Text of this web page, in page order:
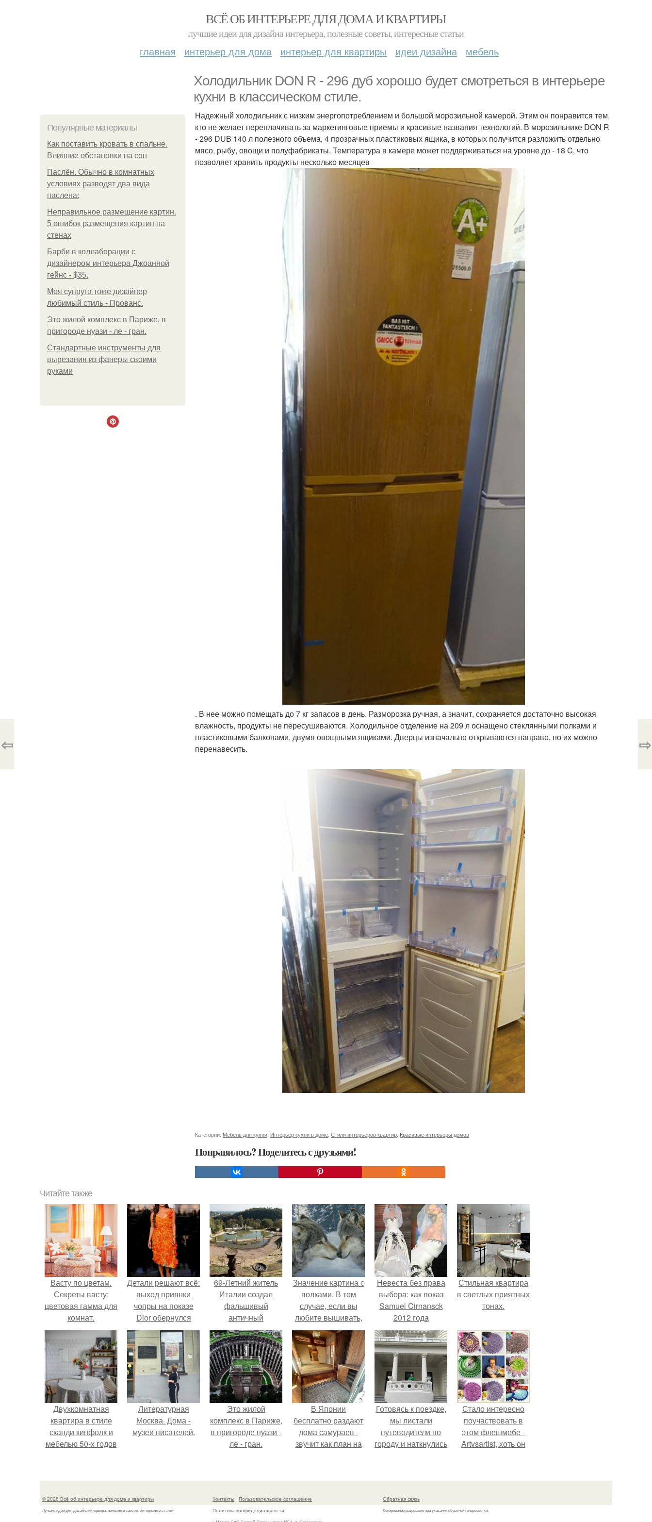
ВСЁ ОБ ИНТЕРЬЕРЕ ДЛЯ ДОМА И КВАРТИРЫ
лучшие идеи для дизайна интерьера, полезные советы, интересные статьи
главная интерьер для дома интерьер для квартиры идеи дизайна мебель
Холодильник DON R - 296 дуб хорошо будет смотреться в интерьере
кухни в классическом стиле.
Популярные материалы
Как поставить кровать в спальне.
Влияние обстановки на сон
Паслён. Обычно в комнатных
условиях разводят два вида
паслена:
Неправильное размещение картин.
5 ошибок размещения картин на
стенах
Барби в коллаборации с
дизайнером интерьера Джоанной
гейнс - $35.
Моя супруга тоже дизайнер
любимый стиль - Прованс.
Это жилой комплекс в Париже, в
пригороде нуази - ле - гран.
Стандартные инструменты для
вырезания из фанеры своими
руками
Надежный холодильник с низким энергопотреблением и большой морозильной камерой. Этим он понравится тем,
кто не желает переплачивать за маркетинговые приемы и красивые названия технологий. В морозильнике DON R
- 296 DUB 140 л полезного объема, 4 прозрачных пластиковых ящика, в которых получится разложить отдельно
мясо, рыбу, овощи и полуфабрикаты. Температура в камере может поддерживаться на уровне до - 18 C, что
позволяет хранить продукты несколько месяцев
. В нее можно помещать до 7 кг запасов в день. Разморозка ручная, а значит, сохраняется достаточно высокая
влажность, продукты не пересушиваются. Холодильное отделение на 209 л оснащено стеклянными полками и
пластиковыми балконами, двумя овощными ящиками. Дверцы изначально открываются направо, но их можно
перенавесить.
Категории: Мебель для кухни Интерьер кухни в доме Стили интерьеров квартир Красивые интерьеры домов
Понравилось? Поделитесь с друзьями!
⇦ ⇨
Читайте также
Васту по цветам.
Секреты васту:
цветовая гамма для
комнат.
Детали решают всё:
выход приянки
чопры на показе
Dior обернулся
шквалом критики
из-за небрежного
пошива.
69-Летний житель
Италии создал
фальшивый
античный
амфитеатр и
долгое время
успешно выдавал
его за настоящее
историческое
наследие.
Значение картина с
волками. В том
случае, если вы
любите вышивать,
то наверняка
задумывались о
том, что означает та
или иная вышитая
вами картина.
Невеста без права
выбора: как показ
Samuel Cirnansck
2012 года
превратил подиум
в манифест против
принуждения.
Стильная квартира
в светлых приятных
тонах.
Двухкомнатная
квартира в стиле
сканди кинфолк и
мебелью 50-х годов
Литературная
Москва. Дома -
музеи писателей.
Это жилой
комплекс в Париже,
в пригороде нуази -
ле - гран.
В Японии
бесплатно раздают
дома самураев -
звучит как план на
Готовясь к поездке,
мы листали
путеводители по
городу и наткнулись
Стало интересно
поучаствовать в
этом флешмобе -
Artvsartist, хоть он
больше про
© 2026 Всё об интерьере для дома и квартиры
Лучшие идеи для дизайна интерьера, полезные советы, интересные статьи
Контакты
Пользовательское соглашение
Политика конфидециальности
Обратная связь
Копирование разрешено при указании обратной гиперссылки.